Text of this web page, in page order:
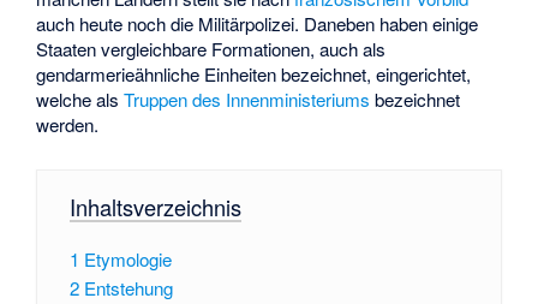
auch heute noch die Militärpolizei. Daneben haben einige
Staaten vergleichbare Formationen, auch als
gendarmerieähnliche Einheiten bezeichnet, eingerichtet,
welche alsTruppen des Innenministeriums bezeichnet
werden.
Inhaltsverzeichnis
1 Etymologie
2 Entstehung